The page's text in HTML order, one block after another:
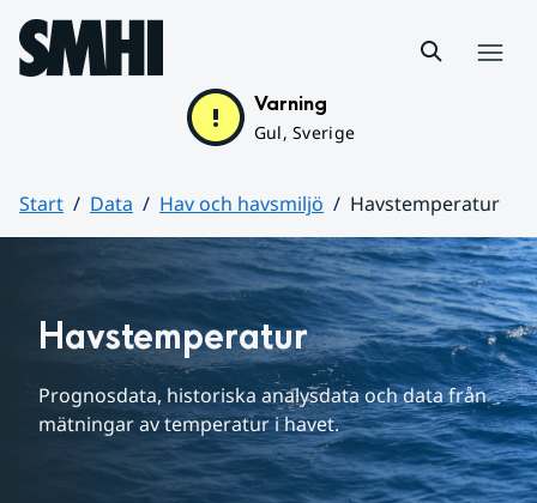
Hoppa till sidans innehåll
Varning
Gul, Sverige
Start Data Hav och havsmiljö
Havstemperatur
Huvudinnehåll
Havstemperatur
Prognosdata, historiska analysdata och data från
mätningar av temperatur i havet.